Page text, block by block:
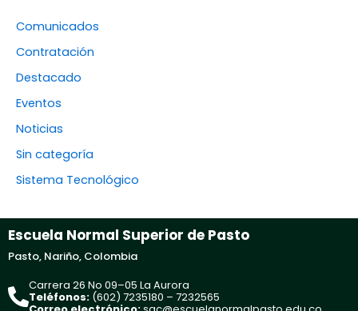
Comunicados
Contratación
Destacado
Eventos
Noticias
Sin categoría
Sistema Tecnológico
Escuela Normal Superior de Pasto
Pasto, Nariño, Colombia
Carrera 26 No 09–05 La Aurora
Teléfonos: (602) 7235180 – 7232565